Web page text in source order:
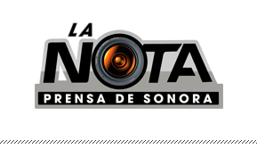
La Nota Prensa De Sonora